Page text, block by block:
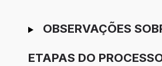
OBSERVAÇÕES
ETAPAS DO